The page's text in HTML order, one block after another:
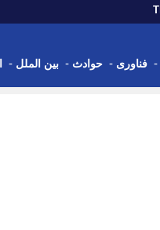
- فناوری - حوادث - بین الملل -